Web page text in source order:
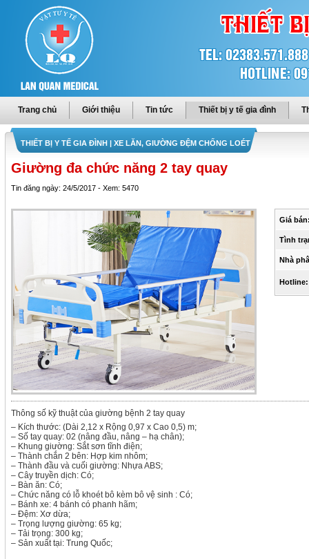
Trang chủ Giới thiệu Tin tức Thiết bị y tế gia đình
THIẾT BỊ Y TẾ GIA ĐÌNH | XE LĂN, GIƯỜNG ĐỆM CHỐNG LOÉT
Giường đa chức năng 2 tay quay
Tin đăng ngày: 24/5/2017 - Xem: 5470
Giá
Tình
Nhà
Hotline:
Thông số kỹ thuật của giường bệnh 2 tay quay
– Kích thước: (Dài 2,12 x Rộng 0,97 x Cao 0,5) m;
– Số tay quay: 02 (nâng đầu, nâng – hạ chân);
– Khung giường: Sắt sơn tĩnh điện;
– Thành chắn 2 bên: Hợp kim nhôm;
– Thành đầu và cuối giường: Nhựa ABS;
– Cây truyền dịch: Có;
– Bàn ăn: Có;
– Chức năng có lỗ khoét bô kèm bô vệ sinh : Có;
– Bánh xe: 4 bánh có phanh hãm;
– Đệm: Xơ dừa;
– Trọng lượng giường: 65 kg;
– Tải trọng: 300 kg;
– Sản xuất tại: Trung Quốc;